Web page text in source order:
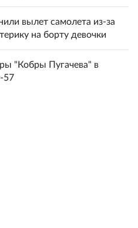
вылет самолета из-за
на борту девочки
"Кобры Пугачева" в
57